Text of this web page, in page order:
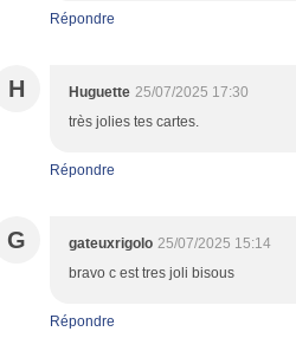
Répondre
H Huguette 25/07/2025 17:30
très jolies tes cartes.
Répondre
G gateuxrigolo 25/07/2025 15:14
bravo c est tres joli bisous
Répondre